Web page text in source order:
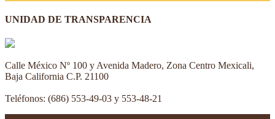
UNIDAD DE TRANSPARENCIA
Calle México Nº 100 y Avenida Madero, Zona Centro Mexicali,
Baja California C.P. 21100
Teléfonos: (686) 553-49-03 y 553-48-21